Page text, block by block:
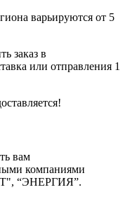
варьируются от 5
заказ в
или отправления 1
вам
компаниями
“ЭНЕРГИЯ”.